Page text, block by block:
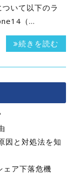
いて以下のラ
（…
続きを読む
因と対処法を知
ア下落危機